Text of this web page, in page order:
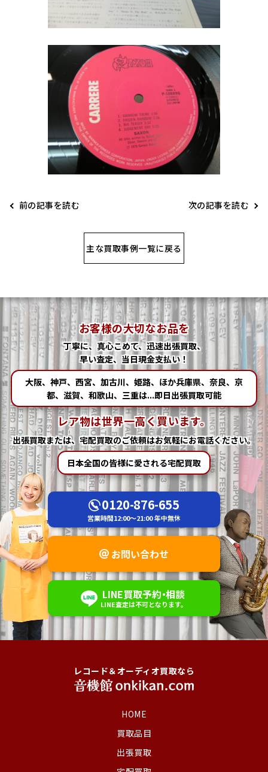
前の記事を読む 次の記事を読む
主な買取事例一覧に戻る
お客様の大切なお品を
丁寧に、真心こめて、迅速出張買取、
早い査定、当日現金支払い！
大阪、神戸、西宮、加古川、姫路、ほか兵庫県、奈良、京
都、滋賀、和歌山、三重は...即日出張買取可能
レア物は世界一高く買います。
出張買取または、宅配買取のご依頼はお気軽にお電話ください。
日本全国の皆様に愛される宅配買取
0120-876-655
営業時間12:00～21:00年中無休
お問い合わせ
LINE買取予約・相談
LINE査定は不可となります。
レコード＆オーディオ買取なら
HOME
買取品目
出張買取